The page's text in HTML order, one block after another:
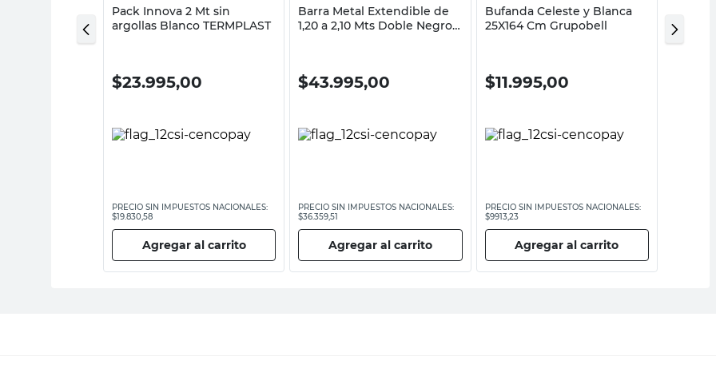
Pack Innova 2 Mt sin
argollas Blanco TERMPLAST
$23.995,00
PRECIO SIN IMPUESTOS NACIONALES:
$19.830,58
Agregar al carrito
Barra Metal Extendible de
1,20 a 2,10 Mts Doble Negro
$43.995,00
PRECIO SIN IMPUESTOS NACIONALES:
$36.359,51
Agregar al carrito
Bufanda Celeste y Blanca
25X164 Cm Grupobell
$11.995,00
PRECIO SIN IMPUESTOS NACIONALES:
$9913,23
Agregar al carrito
Surtido
Blanco